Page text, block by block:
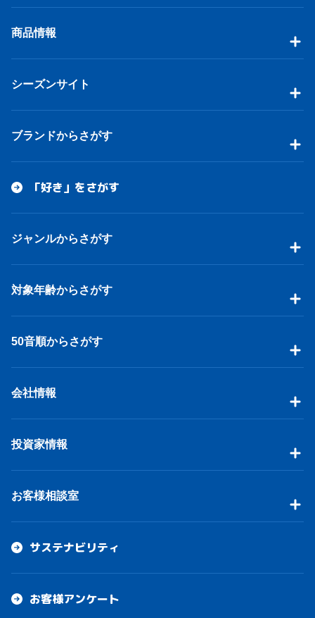
商品情報
シーズンサイト
ブランドからさがす
「好き」をさがす
ジャンルからさがす
対象年齢からさがす
50音順からさがす
会社情報
投資家情報
お客様相談室
サステナビリティ
お客様アンケート